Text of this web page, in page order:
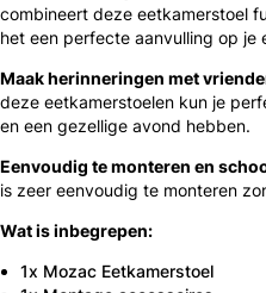
combineert deze eetkamerstoel
het een perfecte aanvulling op je
Maak herinneringen met
deze eetkamerstoelen kun je
en een gezellige avond hebben.
Eenvoudig te monteren en
is zeer eenvoudig te monteren
Wat is inbegrepen:
1x Mozac Eetkamerstoel